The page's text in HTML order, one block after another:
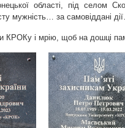
області, під селом
мужність… за самовіддані
КРОКу і мрію, щоб на дошці